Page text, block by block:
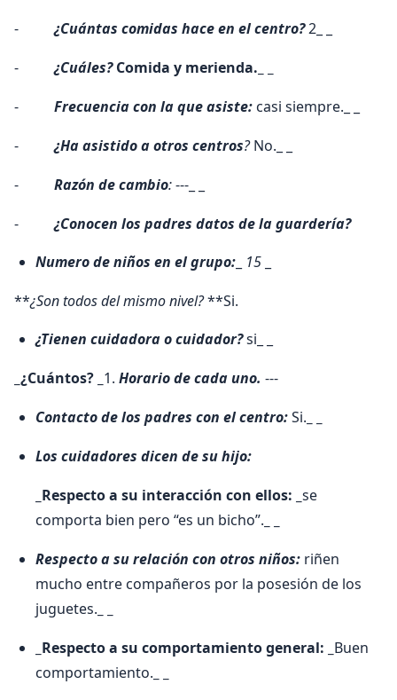
-¿Cuántas comidas hace en el centro?2_ _
-¿Cuáles? Comida y merienda.
- Frecuencia con la que asiste: casi siempre._ _
-¿Ha asistido a otros centros?No._ _
- Razón de cambio:---_ _
-¿Conocen los padres datos de la guardería?
Numero de niños en el grupo: 15
**¿Son todos del mismo nivel?**Si.
¿Tienen cuidadora o cuidador?si_ _
_¿Cuántos? _ 1. Horario de cada uno. ---
Contacto de los padres con el centro:Si.
Los cuidadores dicen de su hijo:
_Respecto a su interacción con ellos: _ se
comporta bien pero “es un bicho”.
Respecto a su relación con otros niños: riñen
mucho entre compañeros por la posesión de los
juguetes.
_Respecto a su comportamiento general: _ Buen
comportamiento.